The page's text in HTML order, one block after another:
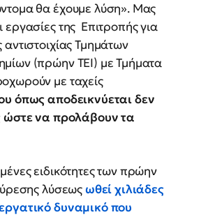
θα έχουμε λύση». Μας
εργασίες της Επιτροπής για
Τμημάτων
(πρώην ΤΕΙ) με Τμήματα
με ταχείς
όπως αποδεικνύεται δεν
ώστε να προλάβουν τα
ειδικότητες των πρώην
λύσεωςωθεί χιλιάδες
δυναμικό που